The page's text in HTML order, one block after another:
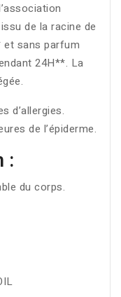
de la racine de
et sans parfum
24H**. La
d’allergies.
de l’épiderme.
:
du corps.